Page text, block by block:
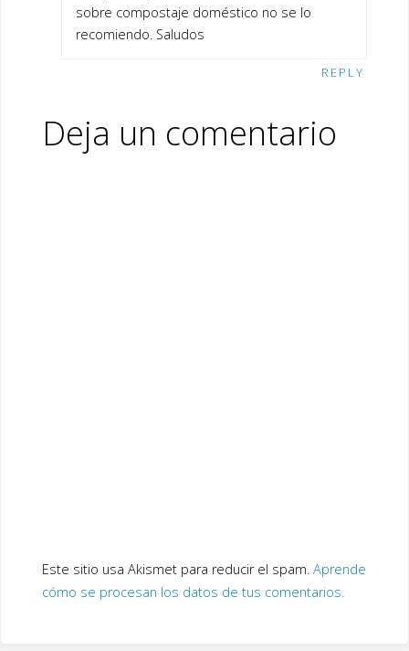
sobre compostaje doméstico no se lo
recomiendo. Saludos
REPLY
Deja un comentario
Este sitio usa Akismet para reducir el spam. Aprende
cómo se procesan los datos de tus comentarios.